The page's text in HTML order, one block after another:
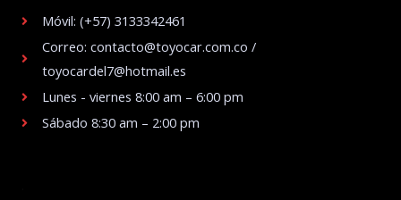
Móvil: (+57) 3133342461
Correo: contacto@toyocar.com.co /
toyocardel7@hotmail.es
Lunes - viernes 8:00 am – 6:00 pm
Sábado 8:30 am – 2:00 pm